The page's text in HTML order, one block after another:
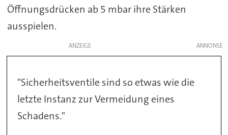
Öffnungsdrücken ab 5 mbar ihre Stärken
ausspielen.
ANZEIGE
"Sicherheitsventile sind so etwas wie die
letzte Instanz zur Vermeidung eines
Schadens."